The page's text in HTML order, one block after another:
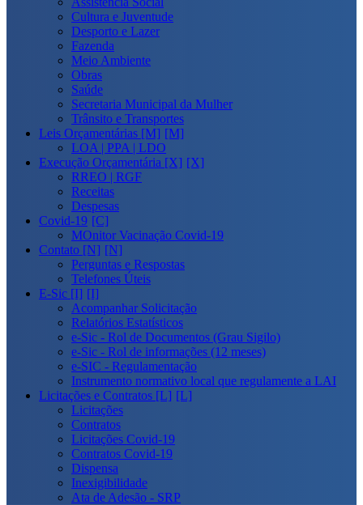
Cultura e Juventude
Desporto e Lazer
Fazenda
Meio Ambiente
Obras
Saúde
Secretaria Municipal da Mulher
Trânsito e Transportes
Leis Orçamentárias [M]
LOA | PPA | LDO
Execução Orçamentária [X]
RREO | RGF
Receitas
Despesas
Covid-19
MOnitor Vacinação Covid-19
Contato [N]
Perguntas e Respostas
Telefones Úteis
E-Sic [I]
Acompanhar Solicitação
Relatórios Estatísticos
e-Sic - Rol de Documentos (Grau Sigilo)
e-Sic - Rol de informações (12 meses)
e-SIC - Regulamentação
Instrumento normativo local que regulamente a LAI
Licitações e Contratos [L]
Licitações
Contratos
Licitações Covid-19
Contratos Covid-19
Dispensa
Inexigibilidade
Ata de Adesão - SRP